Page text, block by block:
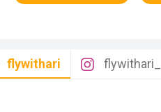
flywithari flywithari_